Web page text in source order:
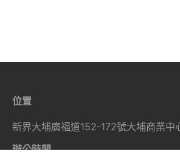
位置
新界大埔廣福道152-172號大埔商業中
辦公時間